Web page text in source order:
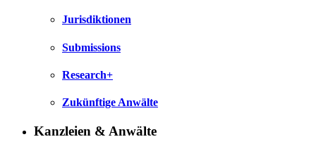
Jurisdiktionen
Submissions
Research+
Zukünftige Anwälte
Kanzleien & Anwälte